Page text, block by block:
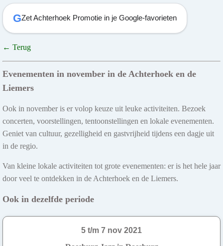
GZet Achterhoek Promotie in je Google-favorieten
← Terug
Evenementen in november in de Achterhoek en de
Liemers
Ook in november is er volop keuze uit leuke activiteiten. Bezoek
concerten, voorstellingen, tentoonstellingen en lokale evenementen.
Geniet van cultuur, gezelligheid en gastvrijheid tijdens een dagje uit
in de regio.
Van kleine lokale activiteiten tot grote evenementen: er is het hele jaar
door veel te ontdekken in de Achterhoek en de Liemers.
Ook in dezelfde periode
5 t/m 7 nov 2021